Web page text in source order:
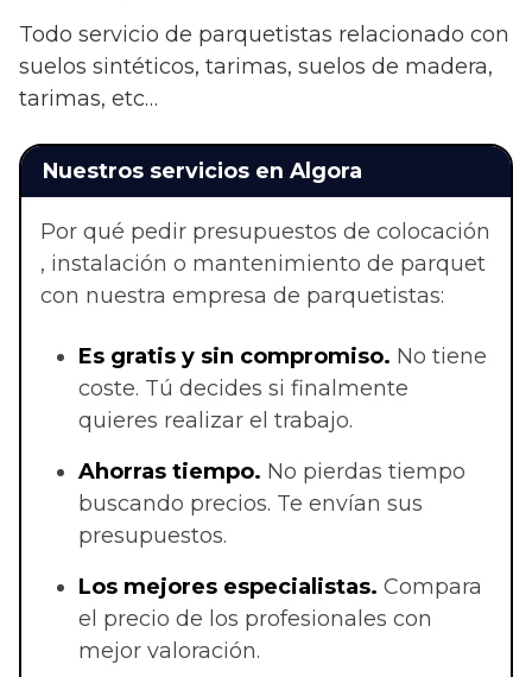
Todo servicio de parquetistas relacionado con
suelos sintéticos, tarimas, suelos de madera,
tarimas, etc…
Nuestros servicios en Algora
Por qué pedir presupuestos de colocación
, instalación o mantenimiento de parquet
con nuestra empresa de parquetistas:
Es gratis y sin compromiso. No tiene
coste. Tú decides si finalmente
quieres realizar el trabajo.
Ahorras tiempo. No pierdas tiempo
buscando precios. Te envían sus
presupuestos.
Los mejores especialistas. Compara
el precio de los profesionales con
mejor valoración.